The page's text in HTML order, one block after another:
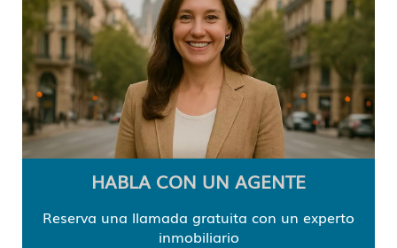
HABLA CON UN AGENTE
Reserva una llamada gratuita con un experto
inmobiliario